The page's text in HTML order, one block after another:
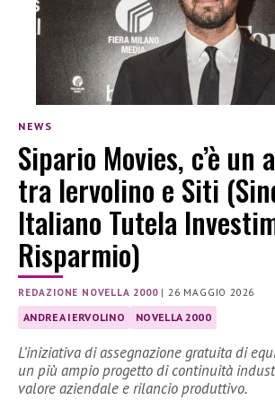
NEWS
Sipario Movies, c’è un
tra Iervolino e Siti
Italiano Tutela
Risparmio)
REDAZIONE NOVELLA 2000| 26 MAGGIO 2026
ANDREA IERVOLINO NOVELLA 2000
L’iniziativa di assegnazione gratuita di
un più ampio progetto di continuità
valore aziendale e rilancio produttivo.